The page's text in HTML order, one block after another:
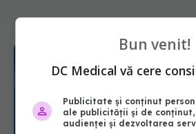
Bun venit!
DC Medical vă cere
Publicitate și conținut
ale publicității și de
audienței și dezvoltarea